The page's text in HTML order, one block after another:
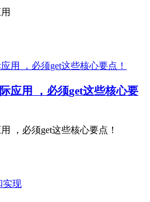
应用 ，必须get这些核心要
，必须get这些核心要点！